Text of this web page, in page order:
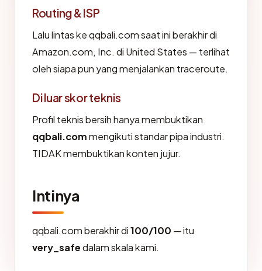
Routing & ISP
Lalu lintas ke qqbali.com saat ini berakhir di
Amazon.com, Inc. di United States — terlihat
oleh siapa pun yang menjalankan traceroute.
Di luar skor teknis
Profil teknis bersih hanya membuktikan
qqbali.commengikuti standar pipa industri.
TIDAK membuktikan konten jujur.
Intinya
qqbali.com berakhir di100/100 — itu
very_safedalam skala kami.